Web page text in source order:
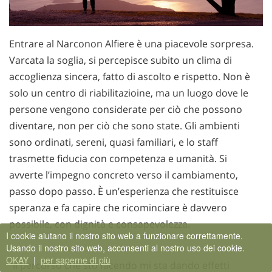
Entrare al Narconon Alfiere è una piacevole sorpresa.
Varcata la soglia, si percepisce subito un clima di
accoglienza sincera, fatto di ascolto e rispetto. Non è
solo un centro di riabilitazioine, ma un luogo dove le
persone vengono considerate per ciò che possono
diventare, non per ciò che sono state. Gli ambienti
sono ordinati, sereni, quasi familiari, e lo staff
trasmette fiducia con competenza e umanità. Si
avverte l’impegno concreto verso il cambiamento,
passo dopo passo. È un’esperienza che restituisce
speranza e fa capire che ricominciare è davvero
possibile, con dignità e consapevolezza.
“Il percorso che sto facendo mi sta dando effetti
I cookie aiutano il nostro sito web a funzionare correttamente.
Usando il nostro sito web, acconsenti al nostro uso dei cookie.
OKAY | per saperne di più